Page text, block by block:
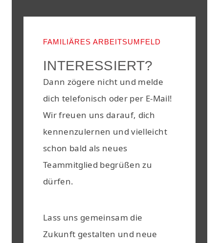
FAMILIÄRES ARBEITSUMFELD
INTERESSIERT?
Dann zögere nicht und melde
dich telefonisch oder per E-Mail!
Wir freuen uns darauf, dich
kennenzulernen und vielleicht
schon bald als neues
Teammitglied begrüßen zu
dürfen.
Lass uns gemeinsam die
Zukunft gestalten und neue